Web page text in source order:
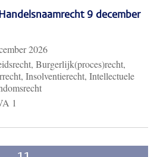
9 december
2026
Burgerlijk(proces)recht,
Insolventierecht, Intellectuele
1